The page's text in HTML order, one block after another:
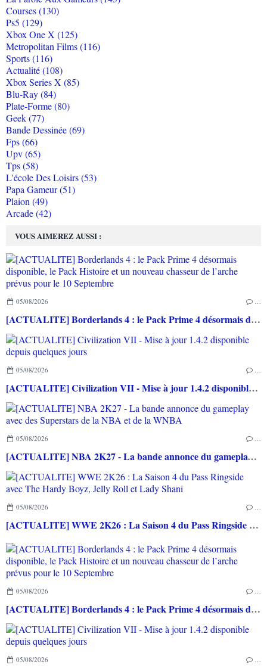
VOUS AIMEREZ AUSSI :
05/08/2026 …
[ACTUALITE] Borderlands 4 : le Pack Prime 4 désormais disponible, le Pack Histoire et un nouveau chasseur de l’arche prévus pour le 10 Septembre
05/08/2026 …
[ACTUALITE] Civilization VII - Mise à jour 1.4.2 disponible depuis quelques jours
05/08/2026 …
[ACTUALITE] NBA 2K27 - La bande annonce du gameplay avec des Superstars de la NBA et de la WNBA
05/08/2026 …
[ACTUALITE] WWE 2K26 : La Saison 4 du Pass Ringside avec The Hardy Boyz, Jelly Roll et Lady Shani
05/08/2026 …
[ACTUALITE] Borderlands 4 : le Pack Prime 4 désormais disponible, le Pack Histoire et un nouveau chasseur de l’arche prévus pour le 10 Septembre
05/08/2026 …
Courses (130)
Ps5 (129)
Xbox One X (125)
Metropolitan Films (116)
Sports (116)
Actualité (108)
Xbox Series X (85)
Blu-Ray (84)
Plate-Forme (80)
Geek (77)
Bande Dessinée (69)
Fps (66)
Upv (65)
Tps (58)
L'école Des Loisirs (53)
Papa Gameur (51)
Plaion (49)
Arcade (42)